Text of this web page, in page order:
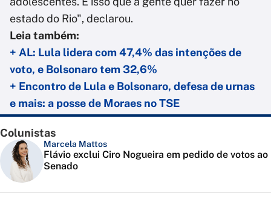
estado do Rio", declarou.
Leia também:
+ AL: Lula lidera com 47,4% das intenções de
voto, e Bolsonaro tem 32,6%
+ Encontro de Lula e Bolsonaro, defesa de urnas
e mais: a posse de Moraes no TSE
Colunistas
Marcela Mattos
Flávio exclui Ciro Nogueira em pedido de votos ao
Senado